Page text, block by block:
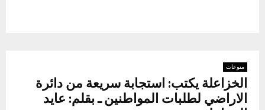
منوعات
الخزاعلة يكتب: استجابة سريعة من دائرة
الاراضي لطلبات المواطنين ـ بقلم: عايد